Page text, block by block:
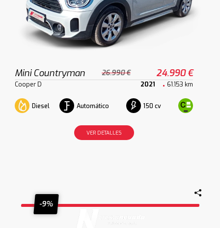
Mini Countryman 26.990 € 24.990 €
Cooper D 2021 61.153 km
Diesel Automático 150 cv
VER DETALLES
-9%